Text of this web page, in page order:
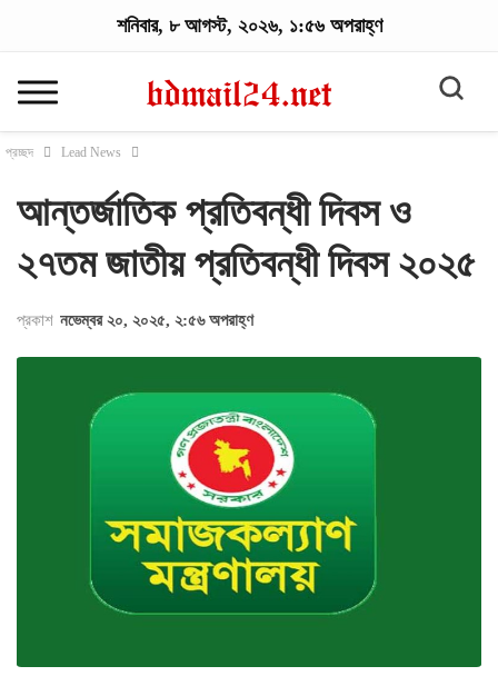
শনিবার, ৮ আগস্ট, ২০২৬, ১:৫৬ অপরাহ্ণ
প্রচ্ছদ Lead News
আন্তর্জাতিক প্রতিবন্ধী দিবস ও
২৭তম জাতীয় প্রতিবন্ধী দিবস ২০২৫
প্রকাশ নভেম্বর ২০, ২০২৫, ২:৫৬ অপরাহ্ণ